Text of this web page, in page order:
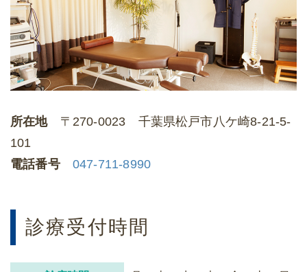
所在地 〒270-0023 千葉県松戸市八ケ崎8‐21‐5-
101
電話番号 047-711-8990
診療受付時間